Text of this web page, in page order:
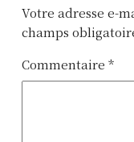
a
v
i
Votre adresse e-
champs
Commentaire *